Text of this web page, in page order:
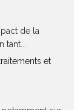
de la
et